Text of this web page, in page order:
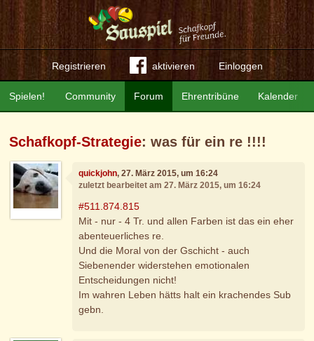
Registrieren aktivieren Einloggen
Community Forum Ehrentribüne Kalender
Spielen!
Schafkopf-Strategie: was für ein re !!!!
quickjohn, 27. März 2015, um 16:24
zuletzt bearbeitet am 27. März 2015, um 16:24
#511.874.815
Mit - nur - 4 Tr. und allen Farben ist das ein eher
abenteuerliches re.
Und die Moral von der Gschicht - auch
Siebenender widerstehen emotionalen
Entscheidungen nicht!
Im wahren Leben hätts halt ein krachendes Sub
gebn.